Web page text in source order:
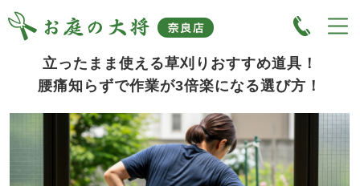
立ったまま使える草刈りおすすめ道具！
腰痛知らずで作業が3倍楽になる選び方！